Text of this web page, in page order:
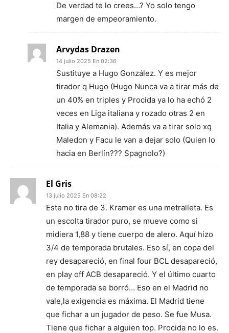
De verdad te lo crees…? Yo solo tengo
margen de empeoramiento.
Arvydas Drazen
14 julio 2025 En 02:36
Sustituye a Hugo González. Y es mejor
tirador q Hugo (Hugo Nunca va a tirar más de
un 40% en triples y Procida ya lo ha echó 2
veces en Liga italiana y rozado otras 2 en
Italia y Alemania). Además va a tirar solo xq
Maledon y Facu le van a dejar solo (Quien lo
hacia en Berlín??? Spagnolo?)
El Gris
13 julio 2025 En 08:22
Este no tira de 3. Kramer es una metralleta. Es
un escolta tirador puro, se mueve como si
midiera 1,88 y tiene cuerpo de alero. Aquí hizo
3/4 de temporada brutales. Eso sí, en copa del
rey desapareció, en final four BCL desapareció,
en play off ACB desapareció. Y el último cuarto
de temporada se borró… Eso en el Madrid no
vale,la exigencia es máxima. El Madrid tiene
que fichar a un jugador de peso. Se fue Musa.
Tiene que fichar a alguien top. Procida no lo es.